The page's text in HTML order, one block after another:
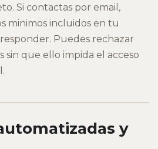
Si contactas por email,
minimos incluidos en tu
Puedes rechazar
sin que ello impida el acceso
y